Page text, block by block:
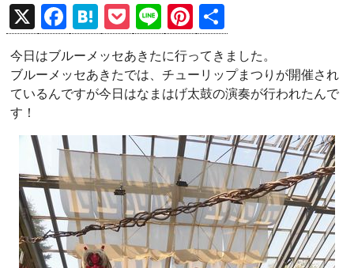
X
F
a
ce
b
o
k
H
at
e
n
P
o
ck
et
Li
n
e
Pi
nt
er
es
有
今日はブルーメッセあきたに行ってきました。
ブルーメッセあきたでは、チューリップまつりが開催され
ているんですが今日はなまはげ太鼓の演奏が行われたんで
す！